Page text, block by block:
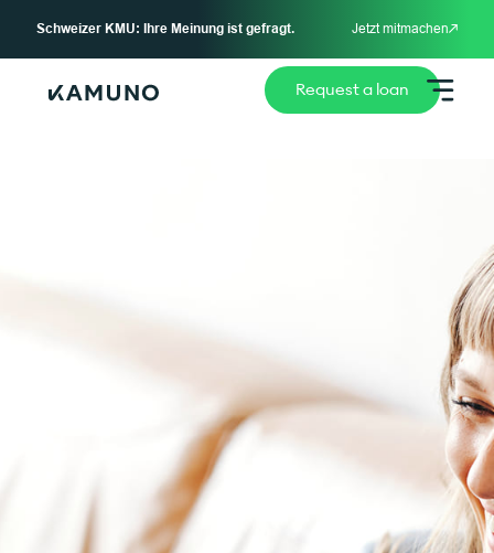
Schweizer KMU: Ihre Meinung ist gefragt. Jetzt mitmachen
Request a loan